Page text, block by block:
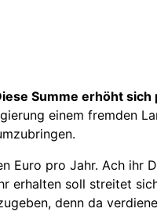
Summe erhöht
einem fremden
pro Jahr. Ach ihr
erhalten soll streitet
denn da